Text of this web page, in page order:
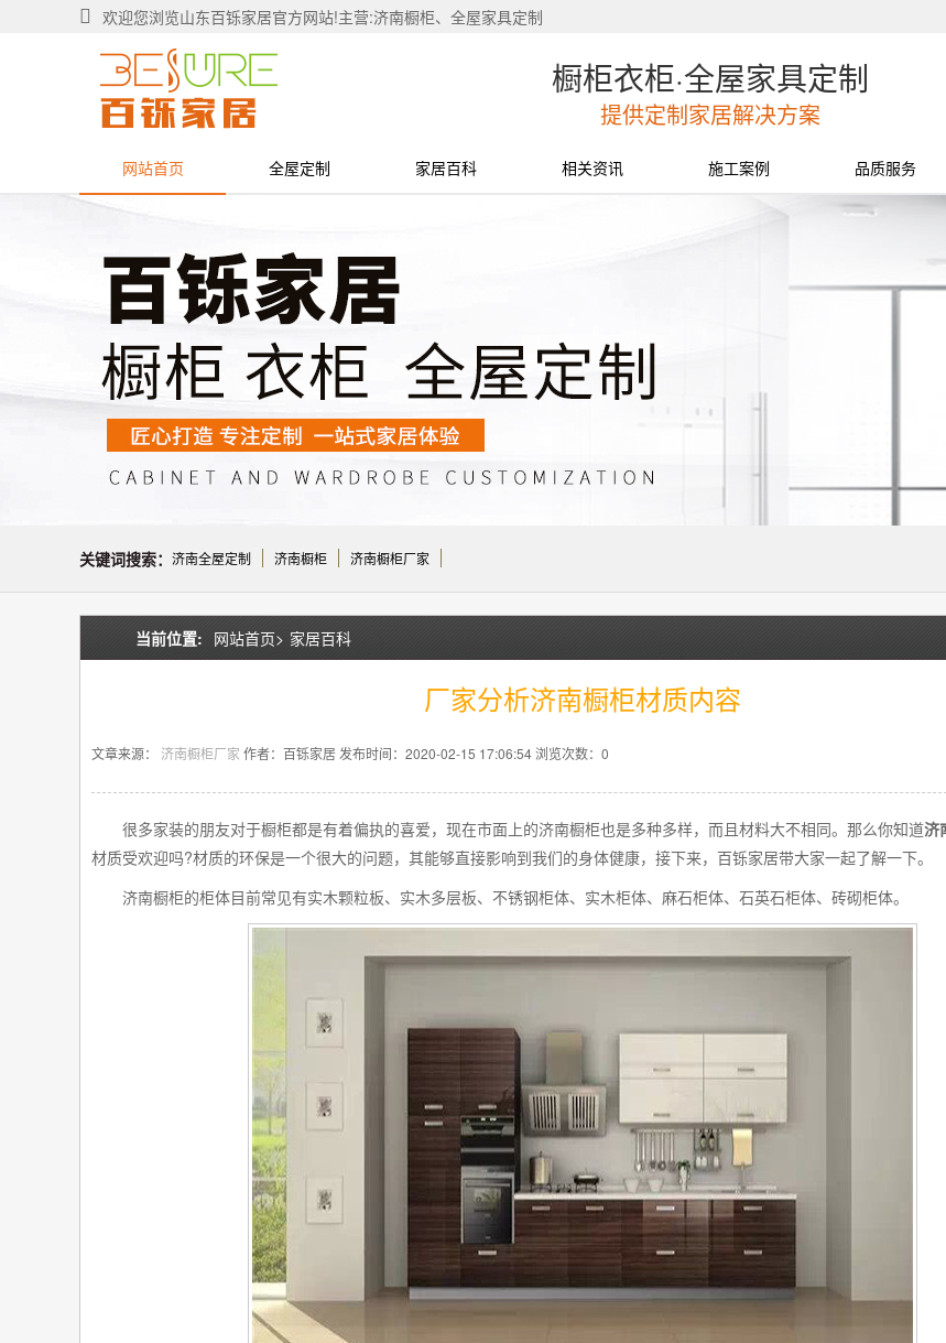
欢迎您浏览山东百铄家居官方网站!主营:济南橱柜、全屋家具定制
橱柜衣柜·全屋家具定制
提供定制家居解决方案
网站首页 全屋定制 家居百科 相关资讯 施工案例 品质服务
关键词搜索： 济南全屋定制 济南橱柜 济南橱柜厂家
当前位置: 网站首页> 家居百科
厂家分析济南橱柜材质内容
文章来源： 济南橱柜厂家 作者：百铄家居 发布时间：2020-02-15 17:06:54浏览次数： 0
很多家装的朋友对于橱柜都是有着偏执的喜爱，现在市面上的济南橱柜也是多种多样，而且材料大不相同。那么你知道济
材质受欢迎吗?材质的环保是一个很大的问题，其能够直接影响到我们的身体健康，接下来，百铄家居带大家一起了解一下。
济南橱柜的柜体目前常见有实木颗粒板、实木多层板、不锈钢柜体、实木柜体、麻石柜体、石英石柜体、砖砌柜体。